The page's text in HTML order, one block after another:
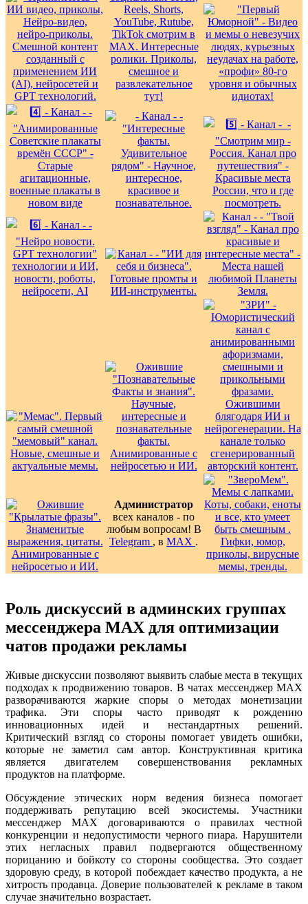
Администратор
всех каналов - по
любым вопросам! В
Telegram , в MAX .
Роль дискуссий в админских группах
мессенджера MAX для оптимизации
чатов продажи рекламы
Живые дискуссии позволяют выявить слабые места в текущих
подходах к продвижению товаров. В чатах мессенджер MAX
разворачиваются жаркие споры о методах монетизации
трафика. Эти споры часто приводят к рождению
инновационных идей и нестандартных решений.
Критический взгляд со стороны помогает увидеть ошибки,
которые не заметил сам автор. Конструктивная критика
является двигателем совершенствования рекламных
продуктов на платформе.
Обсуждение этических норм ведения бизнеса помогает
поддерживать репутацию всей экосистемы. Участники
мессенджер MAX договариваются о правилах честной
конкуренции и недопустимости черного пиара. Нарушители
этих негласных правил подвергаются общественному
порицанию и бойкоту со стороны сообщества. Это создает
здоровую среду, в которой побеждает качество продукта, а не
хитрость продавца. Доверие пользователей к рекламе в таком
случае значительно возрастает.